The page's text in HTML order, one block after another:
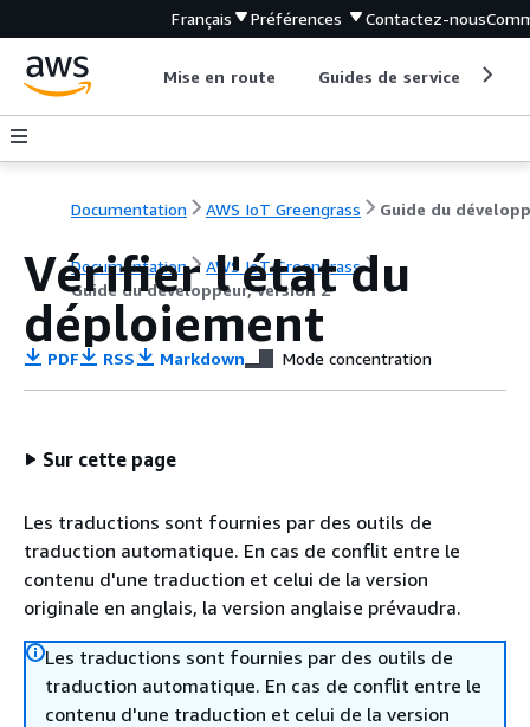
Français Préférences Contactez-nous
Mise en route Guides de service
Documentation AWS IoT Greengrass
Documentation
AWS IoT Greengrass
Guide du développeur, version 2
Vérifier l'état du
déploiement
PDF RSS Markdown Mode concentration
Sur cette page
Les traductions sont fournies par des outils de
traduction automatique. En cas de conflit entre le
contenu d'une traduction et celui de la version
originale en anglais, la version anglaise prévaudra.
Les traductions sont fournies par des outils de
traduction automatique. En cas de conflit entre le
contenu d'une traduction et celui de la version